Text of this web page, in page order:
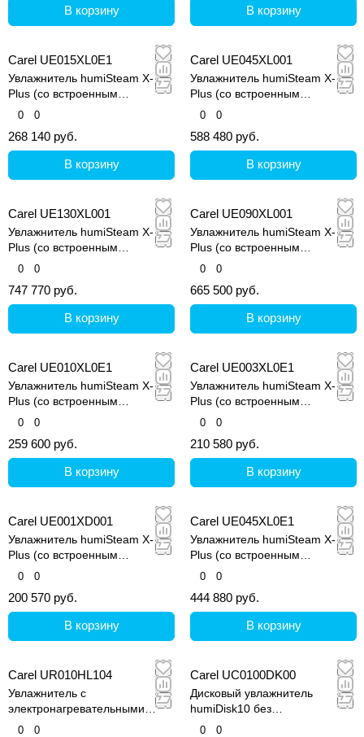
В корзину В корзину
Carel UE015XL0E1
Увлажнитель humiSteam X-
Plus (со встроенным
контроллером и графическим
0 0
268 140 руб.
В корзину
Carel UE045XL001
Увлажнитель humiSteam X-
Plus (со встроенным
контроллером и графическим
0 0
588 480 руб.
В корзину
Carel UE130XL001
Увлажнитель humiSteam X-
Plus (со встроенным
контроллером и графическим
0 0
747 770 руб.
В корзину
Carel UE090XL001
Увлажнитель humiSteam X-
Plus (со встроенным
контроллером и графическим
0 0
665 500 руб.
В корзину
Carel UE010XL0E1
Увлажнитель humiSteam X-
Plus (со встроенным
контроллером и графическим
0 0
259 600 руб.
В корзину
Carel UE003XL0E1
Увлажнитель humiSteam X-
Plus (со встроенным
контроллером и графическим
0 0
210 580 руб.
В корзину
Carel UE001XD001
Увлажнитель humiSteam X-
Plus (со встроенным
контроллером и графическим
0 0
200 570 руб.
В корзину
Carel UE045XL0E1
Увлажнитель humiSteam X-
Plus (со встроенным
контроллером и графическим
0 0
444 880 руб.
В корзину
Carel UR010HL104
Увлажнитель с
электронагревательными
элементами (Титан), с
0 0
Carel UC0100DK00
Дисковый увлажнитель
humiDisk10 без
подогревателя,
0 0